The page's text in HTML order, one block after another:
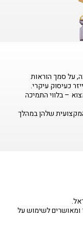
על סמך הוראות
כעיסוק עיקרי.
– בלווי התמיכה
שלהן במהלך
ומאושרים לשימוש על